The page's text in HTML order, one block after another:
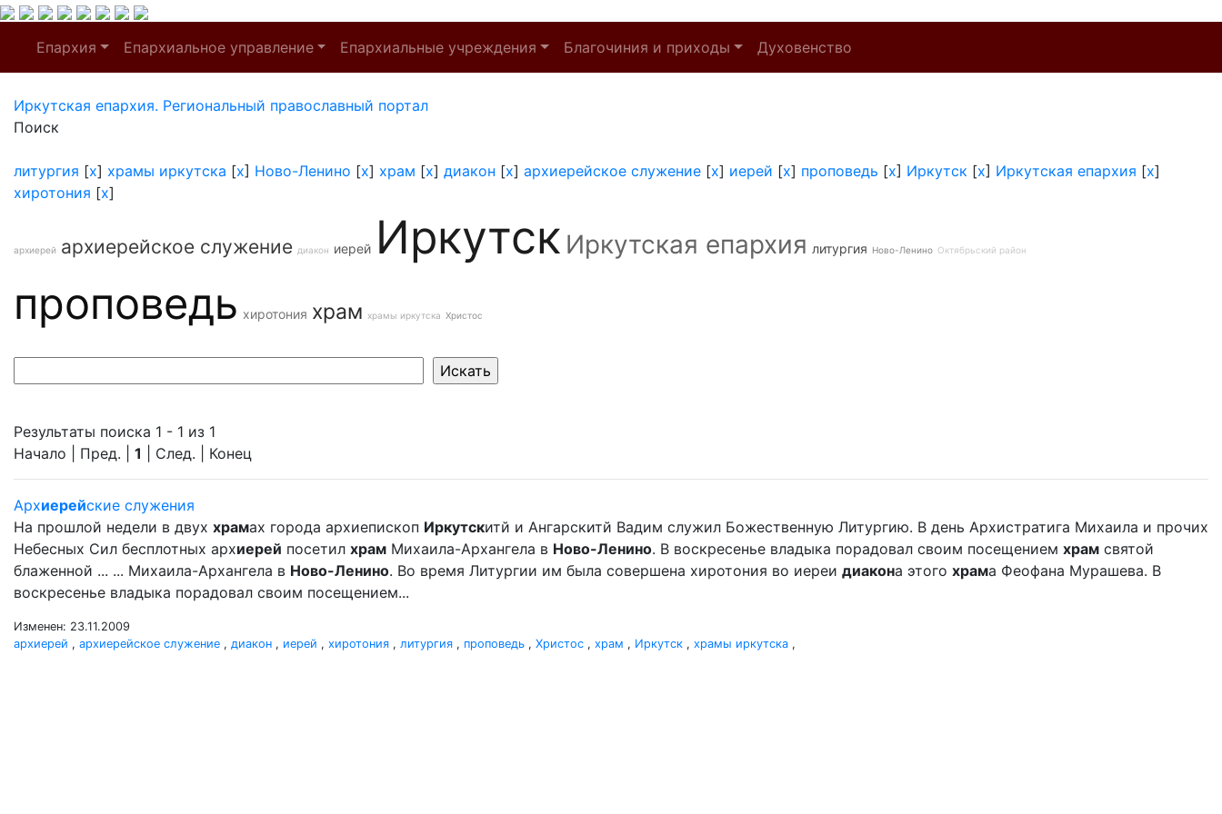
Епархия Епархиальное управление Епархиальные учреждения Благочиния и приходы Духовенство
Иркутская епархия. Региональный православный портал
Поиск
литургия [x] храмы иркутска [x] Ново-Ленино [x] храм [x] диакон [x] архиерейское служение [x] иерей [x] проповедь [x] Иркутск [x] Иркутская епархия [x]
хиротония [x]
архиерей архиерейское служение диакон иерей Иркутск Иркутская епархия литургия Ново-Ленино Октябрьский район
проповедь хиротония храм храмы иркутска Христос
Результаты поиска 1 - 1 из 1
Начало | Пред. | 1 | След. | Конец
Архиерейские служения
На прошлой недели в двух храмах города архиепископ Иркутскитй и Ангарскитй Вадим служил Божественную Литургию. В день Архистратига Михаила и прочих
Небесных Сил бесплотных архиерей посетил храм Михаила-Архангела в Ново-Ленино. В воскресенье владыка порадовал своим посещением храм святой
блаженной ... ... Михаила-Архангела в Ново-Ленино. Во время Литургии им была совершена хиротония во иереи диакона этого храма Феофана Мурашева. В
воскресенье владыка порадовал своим посещением...
Изменен: 23.11.2009
архиерей , архиерейское служение , диакон , иерей , хиротония , литургия , проповедь , Христос , храм , Иркутск , храмы иркутска ,